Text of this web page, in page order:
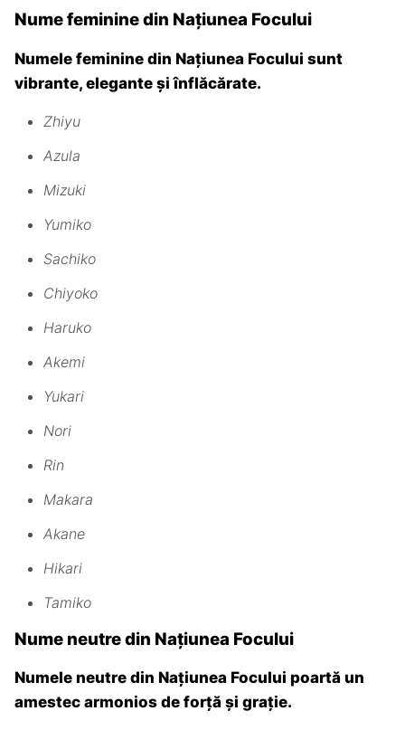
Nume feminine din Națiunea Focului
Numele feminine din Națiunea Focului sunt
vibrante, elegante și înflăcărate.
Zhiyu
Azula
Mizuki
Yumiko
Sachiko
Chiyoko
Haruko
Akemi
Yukari
Nori
Rin
Makara
Akane
Hikari
Tamiko
Nume neutre din Națiunea Focului
Numele neutre din Națiunea Focului poartă un
amestec armonios de forță și grație.